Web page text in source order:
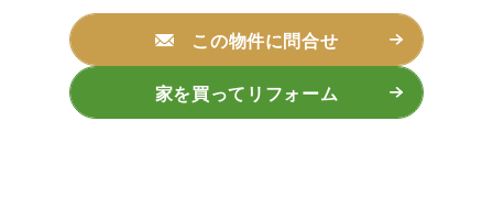
この物件に問合せ
家を買ってリフォーム